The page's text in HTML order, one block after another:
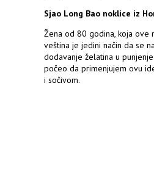
Sjao Long Bao noklice iz
Žena od 80 godina, koja ove
veština je jedini način da se
dodavanje želatina u
počeo da primenjujem ovu
i sočivom.